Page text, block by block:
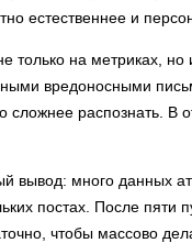
естественнее и
только на метриках,
вредоносными
сложнее распознать. В
вывод: много данных
постах. После
чтобы массово